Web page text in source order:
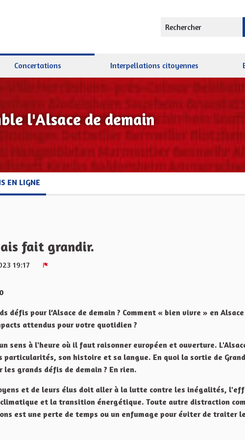
Rechercher
Concertations Interpellations citoyennes
l'Alsace de demain
EN LIGNE
fait grandir.
19:17
défis pour l’Alsace de demain ? Comment « bien vivre » en
attendus pour votre quotidien ?
sens à l'heure où il faut raisonner européen et ouverture.
particularités, son histoire et sa langue. En quoi la sortie de
grands défis de demain ? En rien.
et de leurs élus doit aller à la lutte contre les inégalités,
et la transition énergétique. Toute autre distraction
est une perte de temps ou un enfumage pour éviter de traiter